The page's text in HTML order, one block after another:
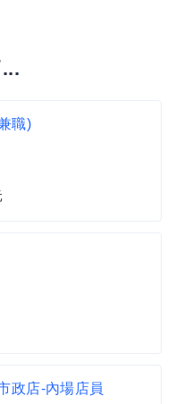
職)
政店-內場店員